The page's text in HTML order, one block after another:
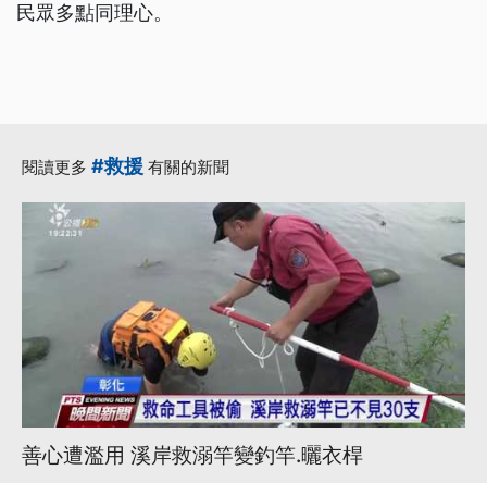
民眾多點同理心。
閱讀更多 #救援 有關的新聞
善心遭濫用 溪岸救溺竿變釣竿.曬衣桿